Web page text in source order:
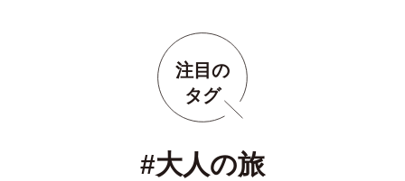
注目の
タグ
#大人の旅